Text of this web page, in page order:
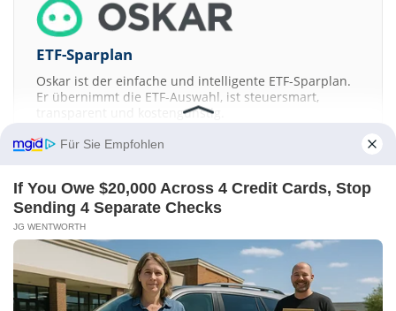
ETF-Sparplan
Oskar ist der einfache und intelligente ETF-Sparplan.
Er übernimmt die ETF-Auswahl, ist steuersmart,
transparent und kostengünstig.
JETZT MEHR ERFAHREN
Aktien ATX DAX EuroStoxx 50 Dow Jones NASDAQ 100
Nikkei 225
S&P 500
Kontakt-Impressum- Werbung Barrierefreiheit
Für Sie Empfohlen
If You Owe $20,000 Across 4 Credit Cards, Stop
Sending 4 Separate Checks
JG WENTWORTH